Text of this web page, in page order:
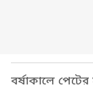
বর্ষাকালে